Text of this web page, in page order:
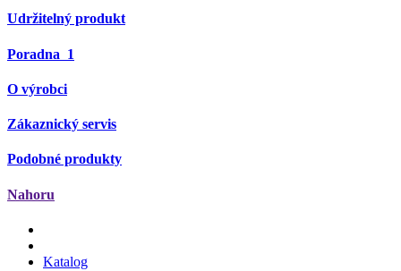
Udržitelný produkt
Poradna 1
O výrobci
Zákaznický servis
Podobné produkty
Nahoru
Katalog